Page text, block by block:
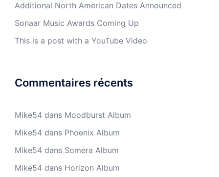
Additional North American Dates Announced
Sonaar Music Awards Coming Up
This is a post with a YouTube Video
Commentaires récents
Mike54 dans Moodburst Album
Mike54 dans Phoenix Album
Mike54 dans Somera Album
Mike54 dans Horizon Album